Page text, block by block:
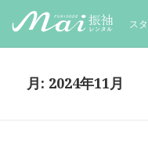
Mai
ス
月: 2024年11月